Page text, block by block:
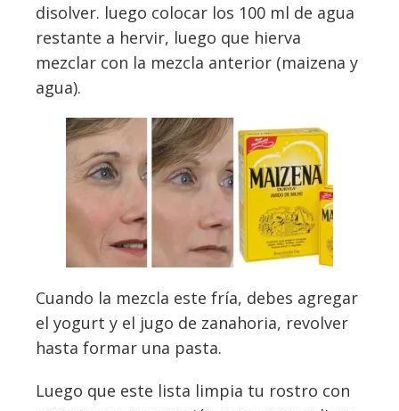
disolver. luego colocar los 100 ml de agua
restante a hervir, luego que hierva
mezclar con la mezcla anterior (maizena y
agua).
Cuando la mezcla este fría, debes agregar
el yogurt y el jugo de zanahoria, revolver
hasta formar una pasta.
Luego que este lista limpia tu rostro con